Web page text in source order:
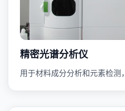
精密光谱分析仪
用于材料成分分析和元素检